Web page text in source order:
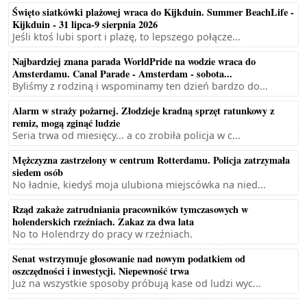
Święto siatkówki plażowej wraca do Kijkduin. Summer BeachLife -
Kijkduin - 31 lipca-9 sierpnia 2026
Jeśli ktoś lubi sport i plażę, to lepszego połącze...
Najbardziej znana parada WorldPride na wodzie wraca do
Amsterdamu. Canal Parade - Amsterdam - sobota...
Byliśmy z rodziną i wspominamy ten dzień bardzo do...
Alarm w straży pożarnej. Złodzieje kradną sprzęt ratunkowy z
remiz, mogą zginąć ludzie
Seria trwa od miesięcy... a co zrobiła policja w c...
Mężczyzna zastrzelony w centrum Rotterdamu. Policja zatrzymała
siedem osób
No ładnie, kiedyś moja ulubiona miejscówka na nied...
Rząd zakaże zatrudniania pracowników tymczasowych w
holenderskich rzeźniach. Zakaz za dwa lata
No to Holendrzy do pracy w rzeźniach.
Senat wstrzymuje głosowanie nad nowym podatkiem od
oszczędności i inwestycji. Niepewność trwa
Już na wszystkie sposoby próbują kase od ludzi wyc...